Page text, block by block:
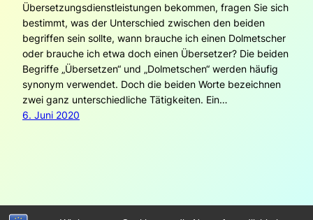
Übersetzungsdienstleistungen bekommen, fragen Sie sich
bestimmt, was der Unterschied zwischen den beiden
begriffen sein sollte, wann brauche ich einen Dolmetscher
oder brauche ich etwa doch einen Übersetzer? Die beiden
Begriffe „Übersetzen“ und „Dolmetschen“ werden häufig
synonym verwendet. Doch die beiden Worte bezeichnen
zwei ganz unterschiedliche Tätigkeiten. Ein…
6. Juni 2020